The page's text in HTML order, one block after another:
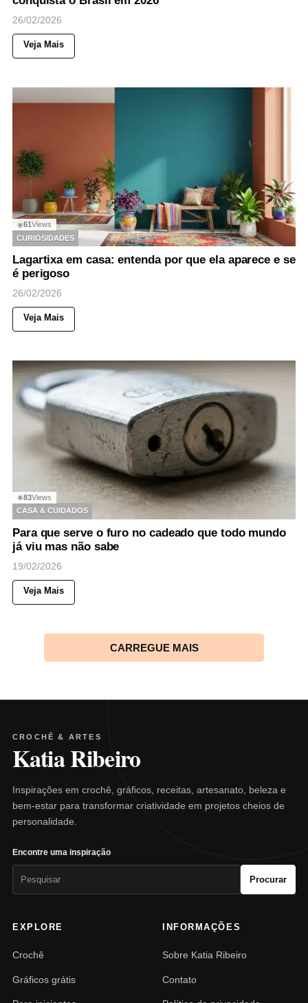
26/02/2026
Veja Mais
◉61 Views
CURIOSIDADES
Lagartixa em casa: entenda por que ela aparece e se
é perigoso
26/02/2026
Veja Mais
◉83Views
CASA & CUIDADOS
Para que serve o furo no cadeado que todo mundo
já viu mas não sabe
19/02/2026
Veja Mais
CARREGUE MAIS
CROCHÊ & ARTES
Katia Ribeiro
Inspirações em crochê, gráficos, receitas, artesanato, beleza e
bem-estar para transformar criatividade em projetos cheios de
personalidade.
Encontre uma inspiração
Procurar
EXPLORE
Crochê
Gráficos grátis
INFORMAÇÕES
Sobre Katia Ribeiro
Contato